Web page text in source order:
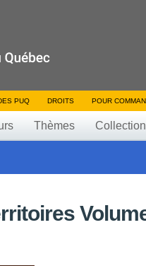
PUQ DROITS POUR
Thèmes